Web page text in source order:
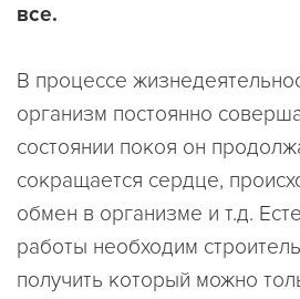
все.
В процессе
организм постоянно
состоянии покоя он
сокращается сердце,
обмен в организме и т.д.
работы необходим
получить который можно